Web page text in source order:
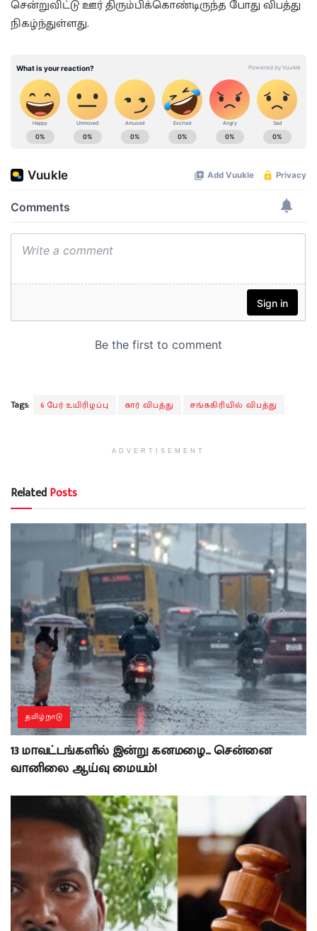
சென்றுவிட்டு ஊர் திரும்பிக்கொண்டிருந்த போது விபத்து
நிகழ்ந்துள்ளது.
Tags: 6 பேர் உயிரிழப்பு கார் விபத்து சங்ககிரியில் விபத்து
ADVERTISEMENT
RelatedPosts
தமிழ்நாடு
13 மாவட்டங்களில் இன்று கனமழை… சென்னை
வானிலை ஆய்வு மையம்!